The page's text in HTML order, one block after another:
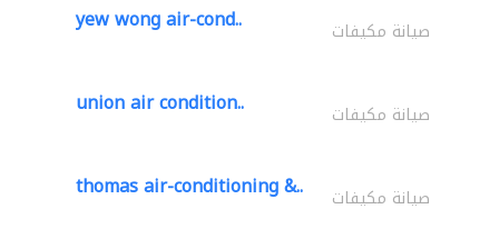
yew wong air-cond.. صيانة مكيفات
union air condition.. صيانة مكيفات
thomas air-conditioning &.. صيانة مكيفات